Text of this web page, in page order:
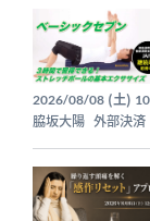
2026/08/08(土)
脇坂大陽 外部決済